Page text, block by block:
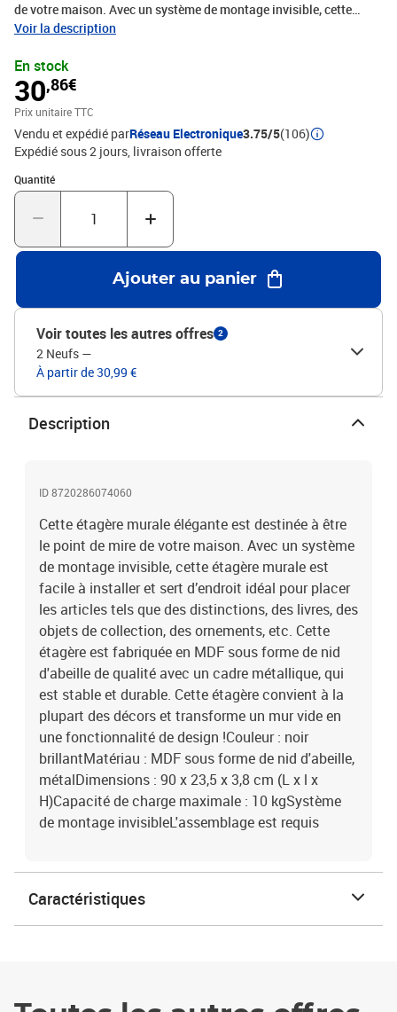
de votre maison. Avec un système de montage invisible, cette
étagère murale est facile à installer et sert d’endroit idéal pour
de collection, des ornements, etc. Cette étagère est fabriquée en
MDF sous forme de nid d'abeille de qualité avec un cadre
métallique, qui est stable et durable. Cette étagère convient à la
plupart des décors et transforme un mur vide en une fonctionnalité
de design !Couleur : noir brillantMatériau : MDF sous forme de nid
d'abeille, métalDimensions : 90 x 23,5 x 3,8 cm (L x l x H)Capacité
de charge maximale : 10 kgSystème de montage
invisibleL'assemblage est requis
Voir la description
En stock
30,86€
Prix unitaire TTC
Vendu et expédié parRéseau Electronique3.75/5(106)
Expédié sous 2 jours livraison offerte
Quantité
Quantité : 1
Ajouter au panier
Voir toutes les autres offres 2
2 Neufs —
À partir de 30,99 €
Description
ID 8720286074060
Cette étagère murale élégante est destinée à être
le point de mire de votre maison. Avec un système
de montage invisible, cette étagère murale est
facile à installer et sert d’endroit idéal pour placer
les articles tels que des distinctions, des livres, des
objets de collection, des ornements, etc. Cette
étagère est fabriquée en MDF sous forme de nid
d'abeille de qualité avec un cadre métallique, qui
est stable et durable. Cette étagère convient à la
plupart des décors et transforme un mur vide en
une fonctionnalité de design !Couleur : noir
brillantMatériau : MDF sous forme de nid d'abeille,
métalDimensions : 90 x 23,5 x 3,8 cm (L x l x
H)Capacité de charge maximale : 10 kgSystème
de montage invisibleL'assemblage est requis
Caractéristiques